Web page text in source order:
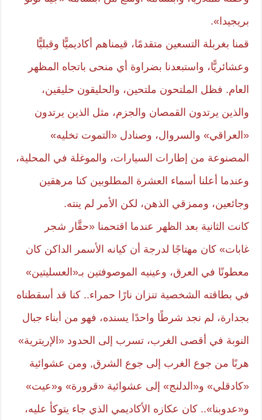
بريجيدا».
قمنا بغربلة التسعين متقدمًا، قيمناهم أكاديميًّا وقبليًّا
وعشائريًّا، واستبعدنا بضراوة أي منحى باتجاه المظهر
العام. فظل الملتحون ملتحين، والحليقون حليقين،
والذين يرتدون القمصان والجزم، مثل الذين يرتدون
«العراقي» والسروال، وصنادل «التموت تخليه»
المصنوعة من إطارات السيارات، والموغلة في المحلية،
وعندما أعلنا أسماء العشرة المطلوبين كنا مرهقين
وجائعين، وممزقي الذهن، لكن الأمر لم ينته.
كانت الثانية بعد الظهر عندما اقتحمنا «حقَّار شجر
غابات» كان مهتاجًا لدرجة أن كيانه الأسمر الداكن كان
معطونًا في العرق، وعينيه الموصوفتين بـ«العسليتين»
في بطاقته الشخصية تنزان نارًا حمراء.. كنا قد أسقطناه
بجدارة، لم نجد شرطًا واحدًا يسنده، فهو من أبناء جبال
النوبة في أقصى الغرب، تسرب إلى الحدود «الإريترية»
هربًا من جوع الغرب إلى جوع الشرق, ومن عشوائية
«كادقلي» و«الدلنج» إلى عشوائية «قرورة» و«عيت»
و«عدوبنا».. كان عكازه الأكاديمي الذي جاء يتوكأ عليه،